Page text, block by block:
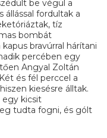
be végül a
állással fordultak a
tíz
bombát
bravúrral hárítani
percében egy
Angyal Zoltán
és fél perccel a
kiesésre álltak.
egy kicsit
tudta fogni, és gólt